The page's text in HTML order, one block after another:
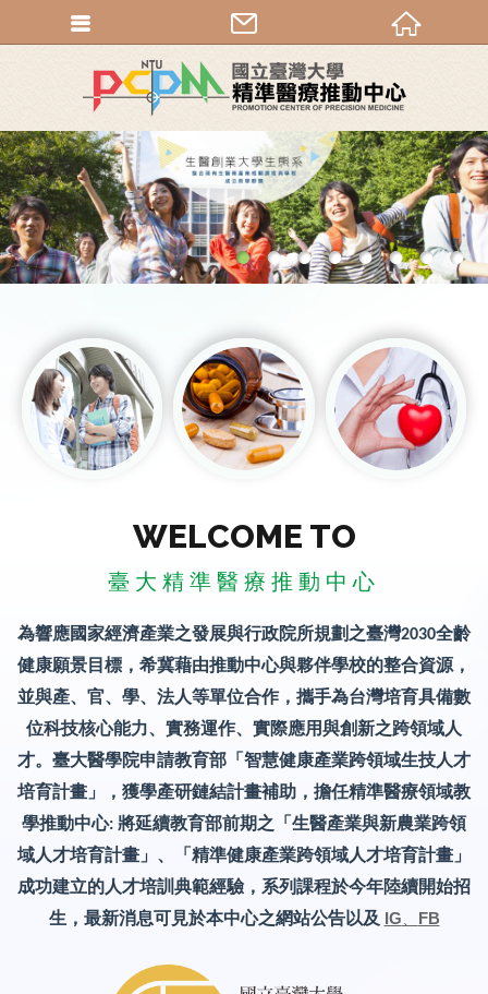
1 2 3 4 5 6 7 8
WELCOME TO
臺大精準醫療推動中心
為響應國家經濟產業之發展與行政院所規劃之臺灣2030全齡
健康願景目標， 希冀藉由推動中心與夥伴學校的整合資源，
並與產、官、學、法人等單位合作，攜手為台灣培育具備數
位科技核心能力、實務運作、實際應用與創新之跨領域人
才。 臺大醫學院申請教育部「智慧健康產業跨領域生技人才
培育計畫」， 獲學產研鏈結計畫補助，擔任精準醫療領域教
學推動中心: 將延續教育部前期之「生醫產業與新農業跨領
域人才培育計畫」、
「精準健康產業跨領域人才培育計畫」
成功建立的人才培訓典範經驗， 系列課程於今年陸續開始招
生，最新消息可見於本中心之網站公告以及 IG FB